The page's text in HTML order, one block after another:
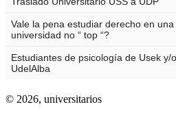
© 2026, universitarios